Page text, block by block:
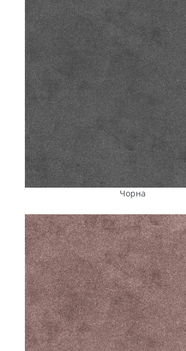
Гідрофобізуючі добавки
товщині бетонної маси, що
захиствід вологи, знижує
перешкоджає появі висолів і
подовжуючи термін служби
Пігменти Bayferrox® (LANXESS,
високоякісні барвники з
світлостійкістю (8 з 8 балів за
атмосферостійкістю 5 з 5 за
показниками. Вони не містять
забезпечують насичені, глибокі
постійним впливом УФ-променів
насичений колір значно довше, ніж
стійкими пігментами.
Якість продукції та відповідність ДСТУ
лабораторія, де перевіряються як вхідні
готоватротуарна плитка та бруківка—
тестуються за ключовими показниками:
стиск, водопоглинання, стирання,
Доставляння
плитки в Помічну:
безпосередньо із
посередників
Чорна